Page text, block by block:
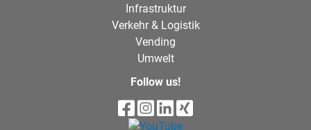
Infrastruktur
Verkehr & Logistik
Vending
Umwelt
Follow us!